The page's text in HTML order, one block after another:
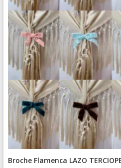
Broche Flamenca LAZO